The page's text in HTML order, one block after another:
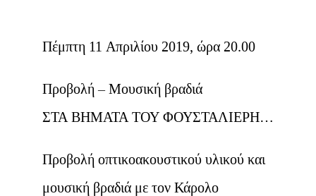
Πέμπτη 11 Απριλίου 2019, ώρα 20.00
Προβολή – Μουσική βραδιά
ΣΤΑ ΒΗΜΑΤΑ ΤΟΥ ΦΟΥΣΤΑΛΙΕΡΗ…
Προβολή οπτικοακουστικού υλικού και
μουσική βραδιά με τον Κάρολο